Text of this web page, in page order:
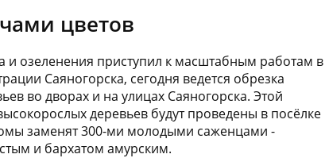
цветов
и озеленения приступил к масштабным работам в
Саяногорска, сегодня ведется обрезка
во дворах и на улицах Саяногорска. Этой
деревьев будут проведены в посёлке
заменят 300-ми молодыми саженцами -
и бархатом амурским.